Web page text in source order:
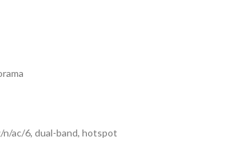
n/ac/6, dual-band, hotspot